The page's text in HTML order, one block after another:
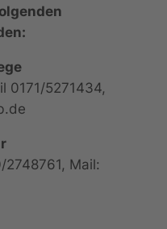
0171/5271434,
2748761, Mail: